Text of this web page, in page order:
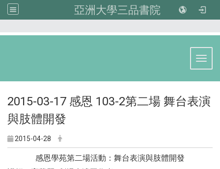
亞洲大學三品書院
2015-03-17 感恩 103-2第二場 舞台表演
與肢體開發
2015-04-28
感恩學苑第二場活動：舞台表演與肢體開發